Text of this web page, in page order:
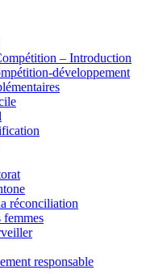
– Introduction
développement
réconciliation
femmes
responsable